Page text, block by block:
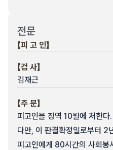
전문
【피 고 인】
【검 사】
김재근
【주 문】
피고인을 징역 10월에 처한다.
다만, 이 판결확정일로부터 2
피고인에게 80시간의 사회봉